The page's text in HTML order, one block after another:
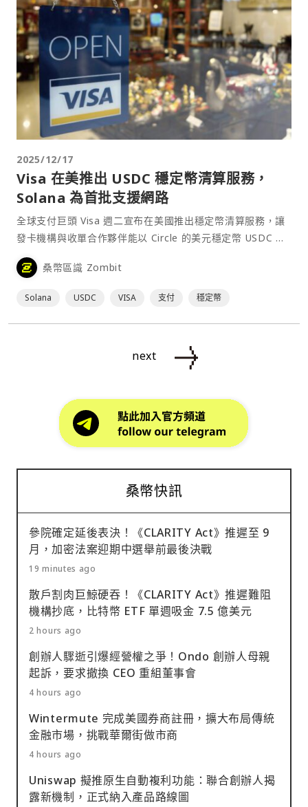
2025/12/17
Visa 在美推出 USDC 穩定幣清算服務，
Solana 為首批支援網路
全球支付巨頭 Visa 週二宣布在美國推出穩定幣清算服務，讓
發卡機構與收單合作夥伴能以 Circle 的美元穩定幣 USDC 與
桑幣區識 Zombit
Solana USDC VISA 支付 穩定幣
next
桑幣快訊
參院確定延後表決！《CLARITY Act》推遲至 9
月，加密法案迎期中選舉前最後決戰
19 minutes ago
散戶割肉巨鯨硬吞！《CLARITY Act》推遲難阻
機構抄底，比特幣 ETF 單週吸金 7.5 億美元
2 hours ago
創辦人驟逝引爆經營權之爭！Ondo 創辦人母親
起訴，要求撤換 CEO 重組董事會
4 hours ago
Wintermute 完成美國券商註冊，擴大布局傳統
金融市場，挑戰華爾街做市商
4 hours ago
Uniswap 擬推原生自動複利功能：聯合創辦人揭
露新機制，正式納入產品路線圖